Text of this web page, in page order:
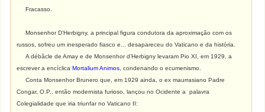
Fracasso.
Monsenhor D’Herbigny, a principal figura condutora da aproximação com os
russos, sofreu um inesperado fiasco e... desapareceu do Vaticano e da história.
A débâcle de Amay e de Monsenhor d’Herbigny levaram Pio XI, em 1929, a
escrever a encíclicaMortalium Animos , condenando o ecumenismo.
Conta Monsenhor Brunero que, em 1929 ainda, o ex maurrasiano Padre
Congar, O.P., então modernista furioso, lançou no Ocidente a palavra
Colegialidade que iria triunfar no Vaticano II: